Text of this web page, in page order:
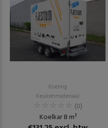
Koeling
Keukenmateriaal
(0)
Koelkar 8 m³